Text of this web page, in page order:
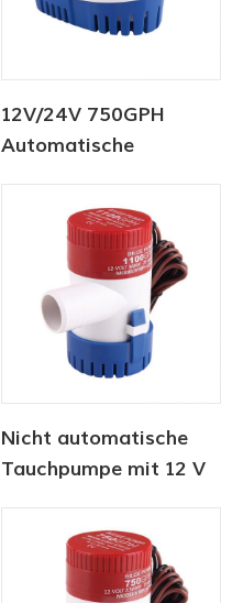
12V/24V 750GPH
Automatische
Tauchpumpe
Nicht automatische
Tauchpumpe mit 12 V